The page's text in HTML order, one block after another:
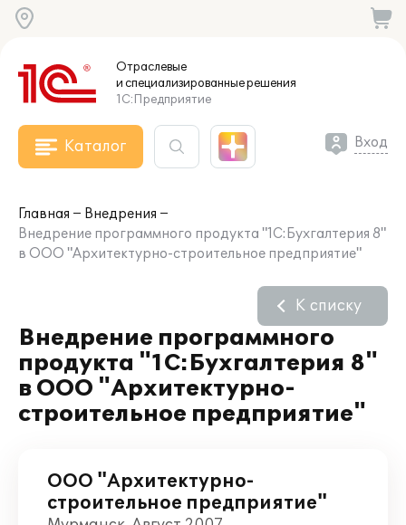
Отраслевые
и специализированныерешения
1С:Предприятие
Каталог Вход
Главная
Внедрения
Внедрение программного продукта "1С:Бухгалтерия 8"
в ООО "Архитектурно-строительное предприятие"
Внедрение программного
продукта "1С:Бухгалтерия 8"
в ООО "Архитектурно-
строительное предприятие"
К списку
ООО "Архитектурно-
строительное предприятие"